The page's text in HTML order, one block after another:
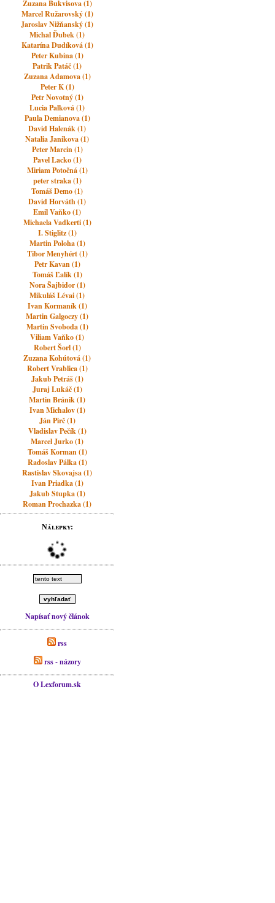
Zuzana Bukvisova (1)
Marcel Ružarovský (1)
Jaroslav Nižňanský (1)
Michal Ďubek (1)
Katarína Dudíková (1)
Peter Kubina (1)
Patrik Patáč (1)
Zuzana Adamova (1)
Peter K (1)
Petr Novotný (1)
Lucia Palková (1)
Paula Demianova (1)
David Halenák (1)
Natalia Janikova (1)
Peter Marcin (1)
Pavel Lacko (1)
Miriam Potočná (1)
peter straka (1)
Tomáš Demo (1)
David Horváth (1)
Emil Vaňko (1)
Michaela Vadkerti (1)
I. Stiglitz (1)
Martin Poloha (1)
Tibor Menyhért (1)
Petr Kavan (1)
Tomáš Ľalík (1)
Nora Šajbidor (1)
Mikuláš Lévai (1)
Ivan Kormaník (1)
Martin Galgoczy (1)
Martin Svoboda (1)
Viliam Vaňko (1)
Robert Šorl (1)
Zuzana Kohútová (1)
Robert Vrablica (1)
Jakub Petráš (1)
Juraj Lukáč (1)
Martin Bránik (1)
Ivan Michalov (1)
Ján Pirč (1)
Vladislav Pečík (1)
Marcel Jurko (1)
Tomáš Korman (1)
Radoslav Pálka (1)
Rastislav Skovajsa (1)
Ivan Priadka (1)
Jakub Stupka (1)
Roman Prochazka (1)
Nálepky:
Napísať nový článok
rss
rss - názory
O Lexforum.sk